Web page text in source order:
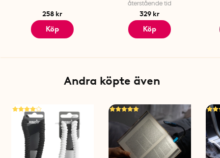
258 kr
Köp
återstående tid
329 kr
Köp
Andra köpte även